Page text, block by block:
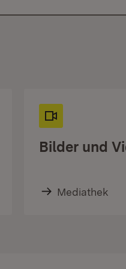
Bilder und
Mediathek